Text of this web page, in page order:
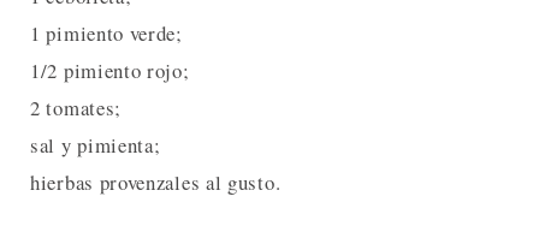
1 pimiento verde;
1/2 pimiento rojo;
2 tomates;
sal y pimienta;
hierbas provenzales al gusto.